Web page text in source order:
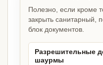
Полезно, если кроме
закрыть санитарный,
блок документов.
Разрешительные
шаурмы